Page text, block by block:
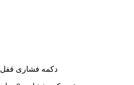
دکمه فشاری قفل 8 میلی متری